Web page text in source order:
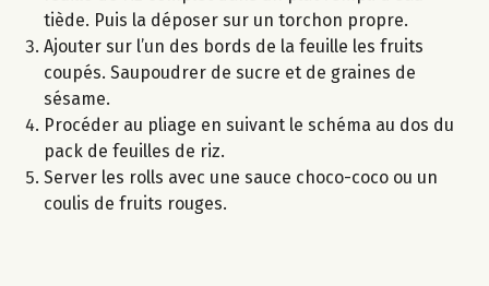
tiède. Puis la déposer sur un torchon propre.
Ajouter sur l’un des bords de la feuille les fruits
coupés. Saupoudrer de sucre et de graines de
sésame.
Procéder au pliage en suivant le schéma au dos du
pack de feuilles de riz.
Server les rolls avec une sauce choco-coco ou un
coulis de fruits rouges.